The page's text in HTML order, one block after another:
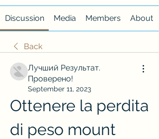
Discussion Media Members About
Back
Лучший Результат.
Проверено!
September 11, 2023
Ottenere la perdita
di peso mount